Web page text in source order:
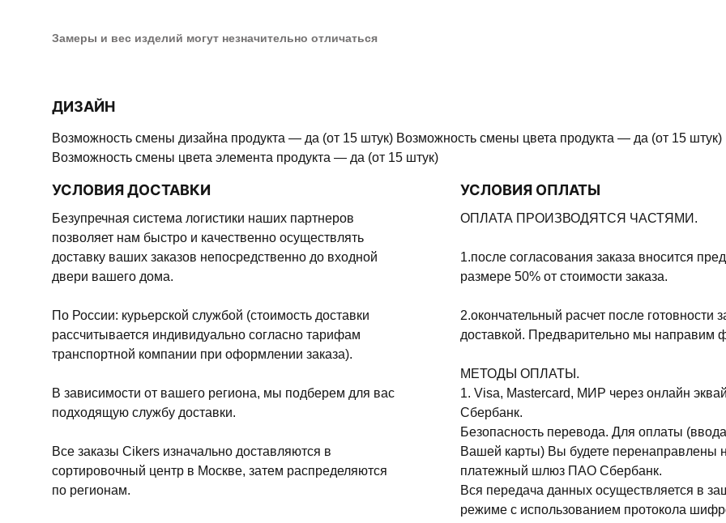
Замеры и вес изделий могут незначительно отличаться
ДИЗАЙН
Возможность смены дизайна продукта — да (от 15 штук) Возможность смены цвета продукта — да (от 15 штук)
Возможность смены цвета элемента продукта — да (от 15 штук)
УСЛОВИЯ ДОСТАВКИ
Безупречная система логистики наших партнеров
позволяет нам быстро и качественно осуществлять
доставку ваших заказов непосредственно до входной
двери вашего дома.
По России: курьерской службой (стоимость доставки
рассчитывается индивидуально согласно тарифам
транспортной компании при оформлении заказа).
В зависимости от вашего региона, мы подберем для вас
подходящую службу доставки.
Все заказы Cikers изначально доставляются в
сортировочный центр в Москве, затем распределяются
по регионам.
УСЛОВИЯ ОПЛАТЫ
ОПЛАТА ПРОИЗВОДЯТСЯ ЧАСТЯМИ.
1.после согласования заказа вносится
размере 50% от стоимости заказа.
2.окончательный расчет после готовности
доставкой. Предварительно мы направим
МЕТОДЫ ОПЛАТЫ.
1. Visa, Mastercard, МИР через онлайн
Сбербанк.
Безопасность перевода. Для оплаты
Вашей карты) Вы будете перенаправлены
платежный шлюз ПАО Сбербанк.
Вся передача данных осуществляется в
режиме с использованием протокола